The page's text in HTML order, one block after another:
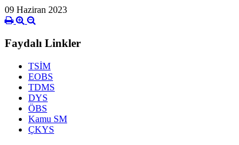
09 Haziran 2023
Faydalı Linkler
TSİM
EOBS
TDMS
DYS
ÖBS
Kamu SM
ÇKYS